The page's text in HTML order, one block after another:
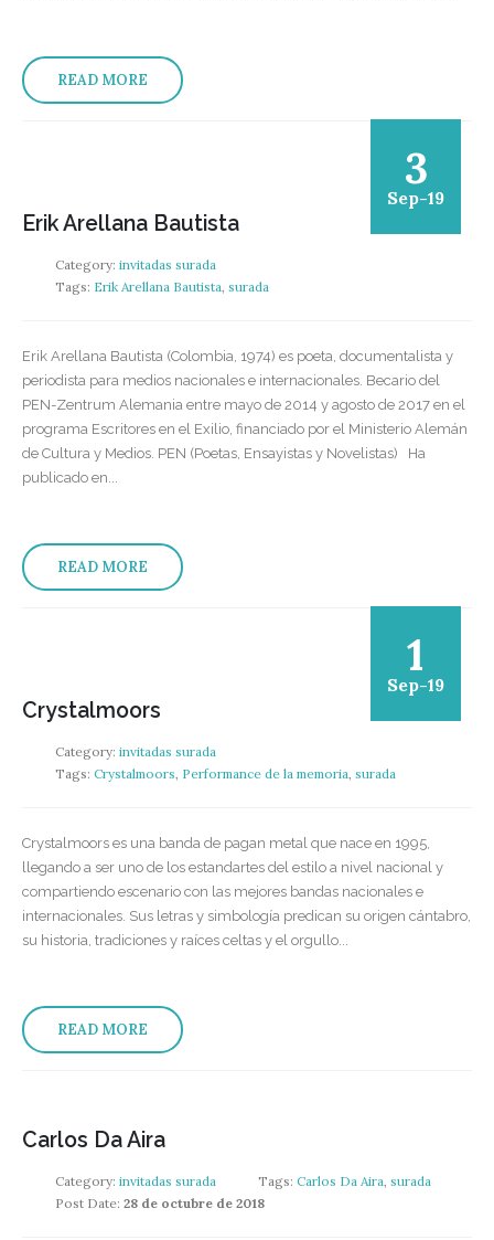
READ MORE
3
Sep-19
Erik Arellana Bautista
Category: invitadas surada
Tags: Erik Arellana Bautista surada
Erik Arellana Bautista (Colombia, 1974) es poeta, documentalista y
periodista para medios nacionales e internacionales. Becario del
PEN-Zentrum Alemania entre mayo de 2014 y agosto de 2017 en el
programa Escritores en el Exilio, financiado por el Ministerio Alemán
de Cultura y Medios. PEN (Poetas, Ensayistas y Novelistas) Ha
publicado en...
READ MORE
1
Sep-19
Crystalmoors
Category: invitadas surada
Tags: Crystalmoors Performance de la memoria surada
Crystalmoors es una banda de pagan metal que nace en 1995,
llegando a ser uno de los estandartes del estilo a nivel nacional y
compartiendo escenario con las mejores bandas nacionales e
internacionales. Sus letras y simbología predican su origen cántabro,
su historia, tradiciones y raíces celtas y el orgullo...
READ MORE
Carlos Da Aira
Category: invitadas surada Tags: Carlos Da Aira, surada
Post Date: 28 de octubre de 2018